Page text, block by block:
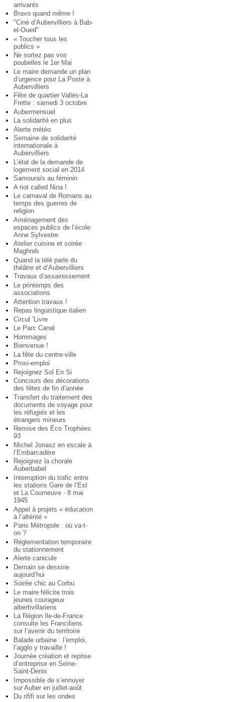
arrivants
Bravo quand même !
"Ciné d’Aubervilliers à Bab-
el-Oued"
« Toucher tous les
publics »
Ne sortez pas vos
poubelles le 1er Mai
Le maire demande un plan
d’urgence pour La Poste à
Aubervilliers
Fête de quartier Vallès-La
Frette : samedi 3 octobre
Aubermensuel
La solidarité en plus
Alerte météo
Semaine de solidarité
internationale à
Aubervilliers
L’état de la demande de
logement social en 2014
Samouraïs au féminin
A riot called Nina !
Le carnaval de Romans au
temps des guerres de
religion
Aménagement des
espaces publics de l’école
Anne Sylvestre
Atelier cuisine et soirée
Maghreb
Quand la télé parle du
théâtre et d’Aubervilliers
Travaux d’assainissement
Le printemps des
associations
Attention travaux !
Repas linguistique italien
Circul ’Livre
Le Parc Canal
Hommages
Bienvenue !
La fête du centre-ville
Proxi-emploi
Rejoignez Sol En Si
Concours des décorations
des fêtes de fin d’année
Transfert du traitement des
documents de voyage pour
les réfugiés et les
étrangers mineurs
Remise des Éco Trophées
93
Michel Jonasz en escale à
l’Embarcadère
Rejoignez la chorale
Auberbabel
Interruption du trafic entre
les stations Gare de l’Est
et La Courneuve - 8 mai
1945
Appel à projets « éducation
à l’altérité »
Paris Métropole : où va-t-
on ?
Réglementation temporaire
du stationnement
Alerte canicule
Demain se dessine
aujourd’hui
Soirée chic au Corbu
Le maire félicite trois
jeunes courageux
albertivillariens
La Région Ile-de-France
consulte les Franciliens
sur l’avenir du territoire
Balade urbaine : l’emploi,
l’agglo y travaille !
Journée création et reprise
d’entreprise en Seine-
Saint-Denis
Impossible de s’ennuyer
sur Auber en juillet-août
Du rififi sur les ondes